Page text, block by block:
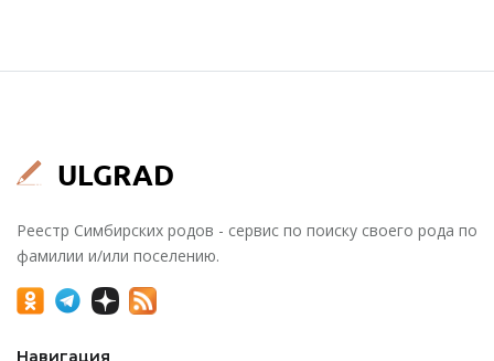
Реестр Симбирских родов - сервис по поиску своего рода по
фамилии и/или поселению.
Навигация